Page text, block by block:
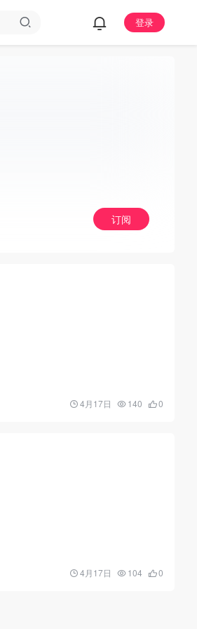
登录
订阅
4月17日 140 0
4月17日 104 0